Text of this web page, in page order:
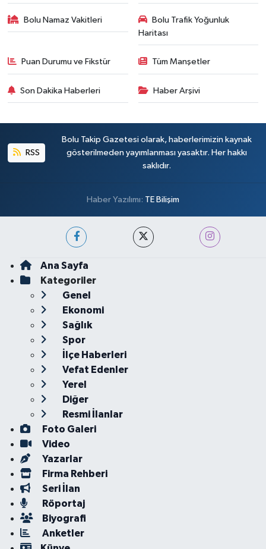
Bolu Namaz Vakitleri
Bolu Trafik Yoğunluk
Haritası
Puan Durumu ve Fikstür Tüm Manşetler
Son Dakika Haberleri Haber Arşivi
RSS
Bolu Takip Gazetesi olarak, haberlerimizin kaynak
gösterilmeden yayımlanması yasaktır. Her hakkı
saklıdır.
Haber Yazılımı: TE Bilişim
Ana Sayfa
Kategoriler
Genel
Ekonomi
Sağlık
Spor
İlçe Haberleri
Vefat Edenler
Yerel
Diğer
Resmi İlanlar
Foto Galeri
Video
Yazarlar
Firma Rehberi
Seri İlan
Röportaj
Biyografi
Anketler